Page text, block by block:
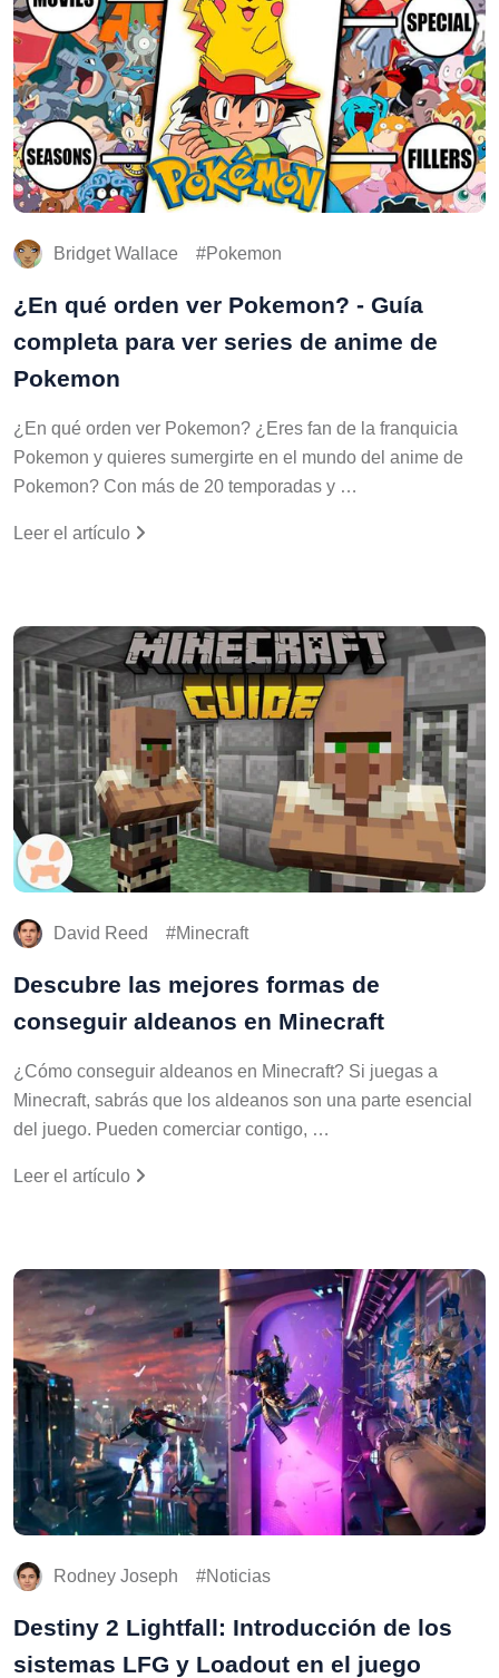
Bridget Wallace Pokemon
¿En qué orden ver Pokemon? - Guía
completa para ver series de anime de
Pokemon
¿En qué orden ver Pokemon? ¿Eres fan de la franquicia
Pokemon y quieres sumergirte en el mundo del anime de
Pokemon? Con más de 20 temporadas y …
Leer el artículo
David Reed Minecraft
Descubre las mejores formas de
conseguir aldeanos en Minecraft
¿Cómo conseguir aldeanos en Minecraft? Si juegas a
Minecraft, sabrás que los aldeanos son una parte esencial
del juego. Pueden comerciar contigo, …
Leer el artículo
Rodney Joseph Noticias
Destiny 2 Lightfall: Introducción de los
sistemas LFG y Loadout en el juego